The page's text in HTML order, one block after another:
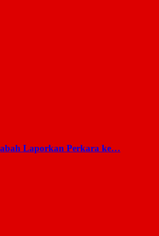
Laporkan Perkara ke…